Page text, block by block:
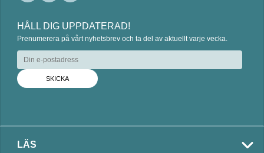
n
k
e
d
n
c
e
b
o
o
k
a
i
l
HÅLL DIG UPPDATERAD!
Prenumerera på vårt nyhetsbrev och ta del av aktuellt varje vecka.
LÄS